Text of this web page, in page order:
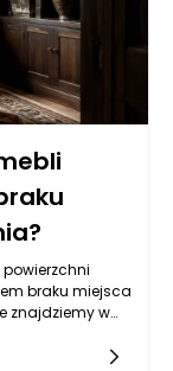
braku miejsca
znajdziemy w